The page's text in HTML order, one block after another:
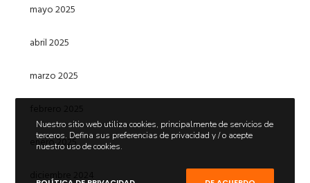
mayo 2025
abril 2025
marzo 2025
enero 2025
diciembre 2024
Nuestro sitio web utiliza cookies, principalmente de servicios de
terceros. Defina sus preferencias de privacidad y / o acepte
nuestro uso de cookies.